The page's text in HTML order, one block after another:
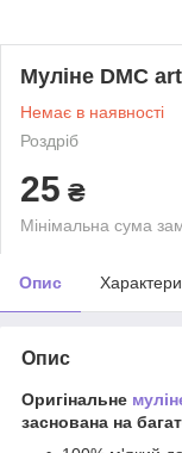
Муліне DMC
Немає в наявності
Роздріб
25 ₴
Мінімальна сума
Опис
Опис
Оригінальне
заснована на